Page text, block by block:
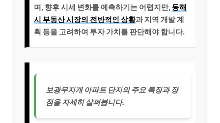
며, 향후 시세 변화를 예측하기는 어렵지만, 동해
시 부동산 시장의 전반적인 상황과 지역 개발 계
획 등을 고려하여 투자 가치를 판단해야 합니다.
보광무지개 아파트 단지의 주요 특징과 장
점을 자세히 살펴봅니다.